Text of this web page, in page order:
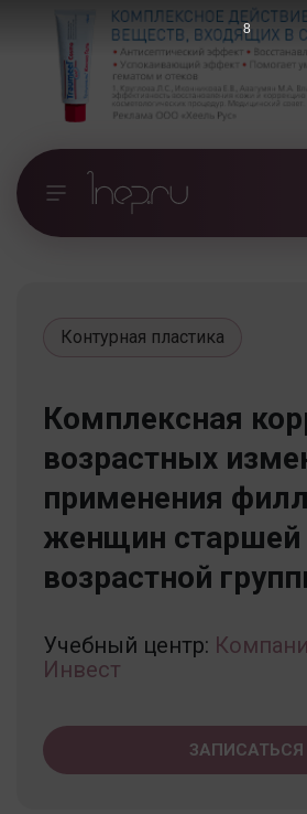
Контурная пластика
Комплексная
возрастных
применения
женщин старшей
возрастной
Учебный центр:
Инвест
ЗАПИСАТЬСЯ
7